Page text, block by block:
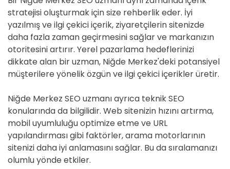
stratejisi oluşturmak için size rehberlik eder. İyi
yazılmış ve ilgi çekici içerik, ziyaretçilerin sitenizde
daha fazla zaman geçirmesini sağlar ve markanızın
otoritesini artırır. Yerel pazarlama hedeflerinizi
dikkate alan bir uzman, Niğde Merkez'deki potansiyel
müşterilere yönelik özgün ve ilgi çekici içerikler üretir.
Niğde Merkez SEO uzmanı ayrıca teknik SEO
konularında da bilgilidir. Web sitenizin hızını artırma,
mobil uyumluluğu optimize etme ve URL
yapılandırması gibi faktörler, arama motorlarının
sitenizi daha iyi anlamasını sağlar. Bu da sıralamanızı
olumlu yönde etkiler.